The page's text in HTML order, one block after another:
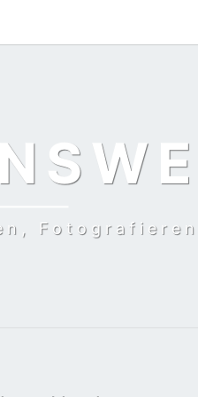
Fotografieren